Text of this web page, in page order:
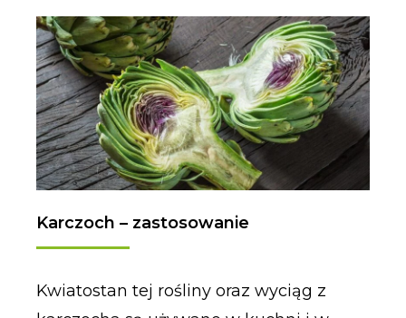
Karczoch – zastosowanie
Kwiatostan tej rośliny oraz wyciąg z